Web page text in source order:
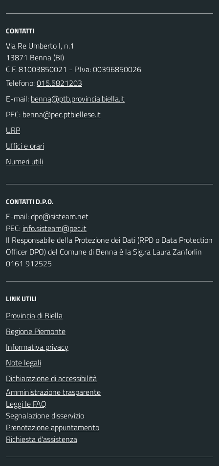
CONTATTI
Via Re Umberto I, n.1
13871 Benna (BI)
C.F. 81003850021 - P.Iva: 00396850026
Telefono:015.5821203
E-mail:
PEC:
URP
Uffici e orari
Numeri utili
CONTATTI D.P.O.
E-mail:
PEC:
Il Responsabile della Protezione dei Dati (RPD o Data Protection
Officer DPO) del Comune di Benna è la Sig.ra Laura Zanforlin
0161 912525
LINK UTILI
Provincia di Biella
Regione Piemonte
Informativa privacy
Note legali
Dichiarazione di accessibilità
Amministrazione trasparente
Leggi le FAQ
Segnalazione disservizio
Prenotazione appuntamento
Richiesta d'assistenza